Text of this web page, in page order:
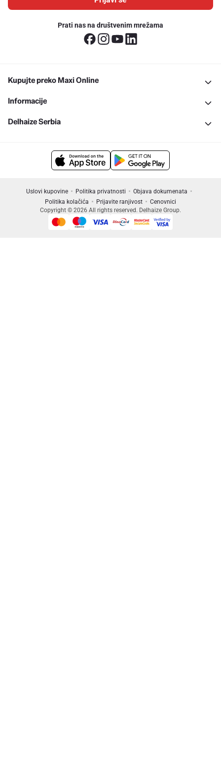
Prati nas na društvenim mrežama
Kupujte preko Maxi Online
Informacije
Delhaize Serbia
Uslovi kupovine Politika privatnosti
Objava dokumenata
Politika kolačića
Prijavite ranjivost
Cenovnici
Copyright © 2026 All rights reserved. Delhaize Group.